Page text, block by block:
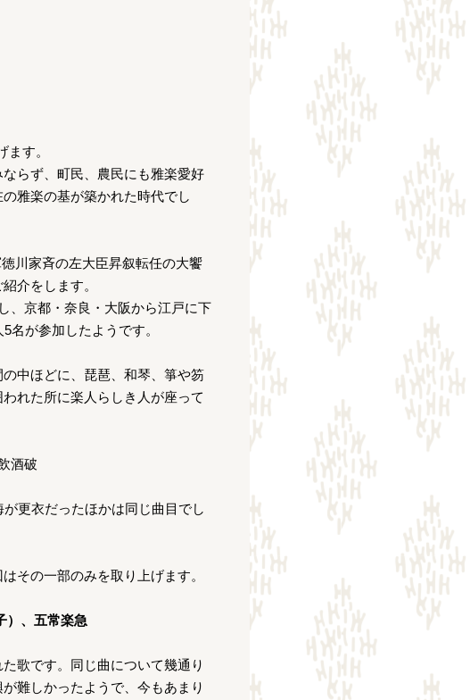
す。
らず、町民、農民にも雅楽愛好
雅楽の基が築かれた時代でし
川家斉の左大臣昇叙転任の大饗
介をします。
、京都・奈良・大阪から江戸に下
名が参加したようです。
中ほどに、琵琶、和琴、箏や笏
れた所に楽人らしき人が座って
酒破
更衣だったほかは同じ曲目でし
その一部のみを取り上げます。
）、五常楽急
歌です。同じ曲について幾通り
難しかったようで、今もあまり